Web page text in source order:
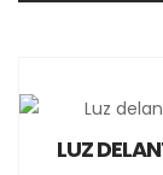
LUZ